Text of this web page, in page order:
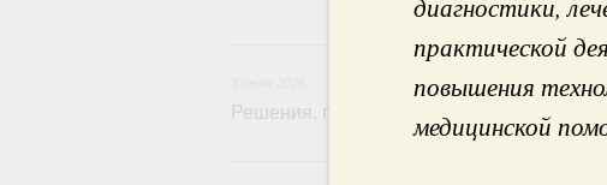
практической
повышения
медицинской
3 июля,
Решения, принятые на заседании